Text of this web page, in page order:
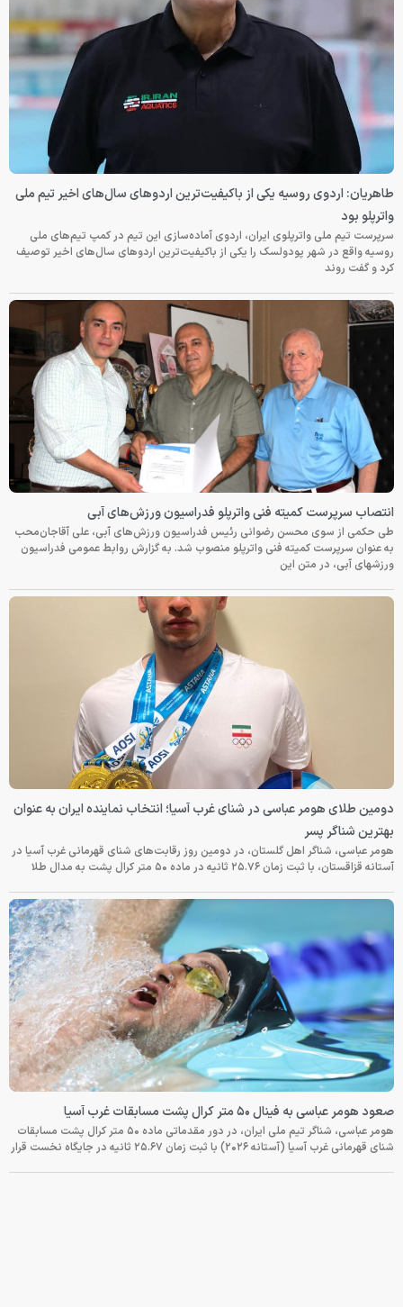
طاهریان: اردوی روسیه یکی از باکیفیت‌ترین اردوهای سال‌های اخیر تیم ملی
واترپلو بود
سرپرست تیم ملی واترپلوی ایران، اردوی آماده‌سازی این تیم در کمپ تیم‌های ملی
روسیه واقع در شهر پودولسک را یکی از باکیفیت‌ترین اردوهای سال‌های اخیر توصیف
کرد و گفت روند
انتصاب سرپرست کمیته فنی واترپلو فدراسیون ورزش‌های آبی
طی حکمی از سوی محسن رضوانی رئیس فدراسیون ورزش‌های آبی، علی آقاجان‌محب
به عنوان سرپرست کمیته فنی واترپلو منصوب شد. به گزارش روابط عمومی فدراسیون
ورزشهای آبی، در متن این
دومین طلای هومر عباسی در شنای غرب آسیا؛ انتخاب نماینده ایران به عنوان
بهترین شناگر پسر
هومر عباسی، شناگر اهل گلستان، در دومین روز رقابت‌های شنای قهرمانی غرب آسیا در
آستانه قزاقستان، با ثبت زمان ۲۵.۷۶ ثانیه در ماده ۵۰ متر کرال پشت به مدال طلا
صعود هومر عباسی به فینال ۵۰ متر کرال پشت مسابقات غرب آسیا
هومر عباسی، شناگر تیم ملی ایران، در دور مقدماتی ماده ۵۰ متر کرال پشت مسابقات
شنای قهرمانی غرب آسیا (آستانه ۲۰۲۶) با ثبت زمان ۲۵.۶۷ ثانیه در جایگاه نخست قرار